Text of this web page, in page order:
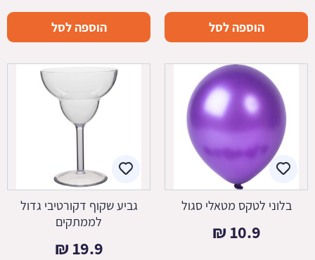
הוספה לסל הוספה לסל
בלוני לטקס מטאלי סגול
10.9
₪
גביע שקוף דקורטיבי גדול
לממתקים
19.9
₪